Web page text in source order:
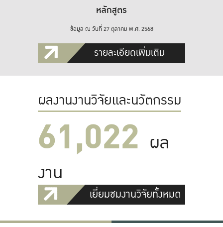
หลักสูตร
ข้อมูล ณ วันที่ 27 ตุลาคม พ.ศ. 2568
รายละเอียดเพิ่มเติม
ผลงานงานวิจัยและนวัตกรรม
61,022 ผล
งาน
เยี่ยมชมงานวิจัยทั้งหมด